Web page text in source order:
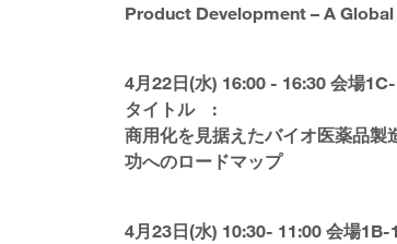
Product Development – A
4月22日(水) 16:00 - 16:30 会場1C-
タイトル :
商用化を見据えたバイオ医薬品
功へのロードマップ
4月23日(水) 10:30- 11:00 会場1B-